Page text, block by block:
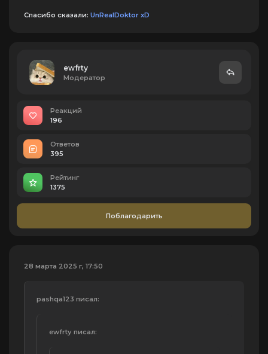
Спасибо сказали: UnRealDoktor xD
ewfrtу
Модератор
Реакций
196
Ответов
395
Рейтинг
1375
Поблагодарить
28 марта 2025 г, 17:50
pashqa123 писал:
ewfrtу писал: